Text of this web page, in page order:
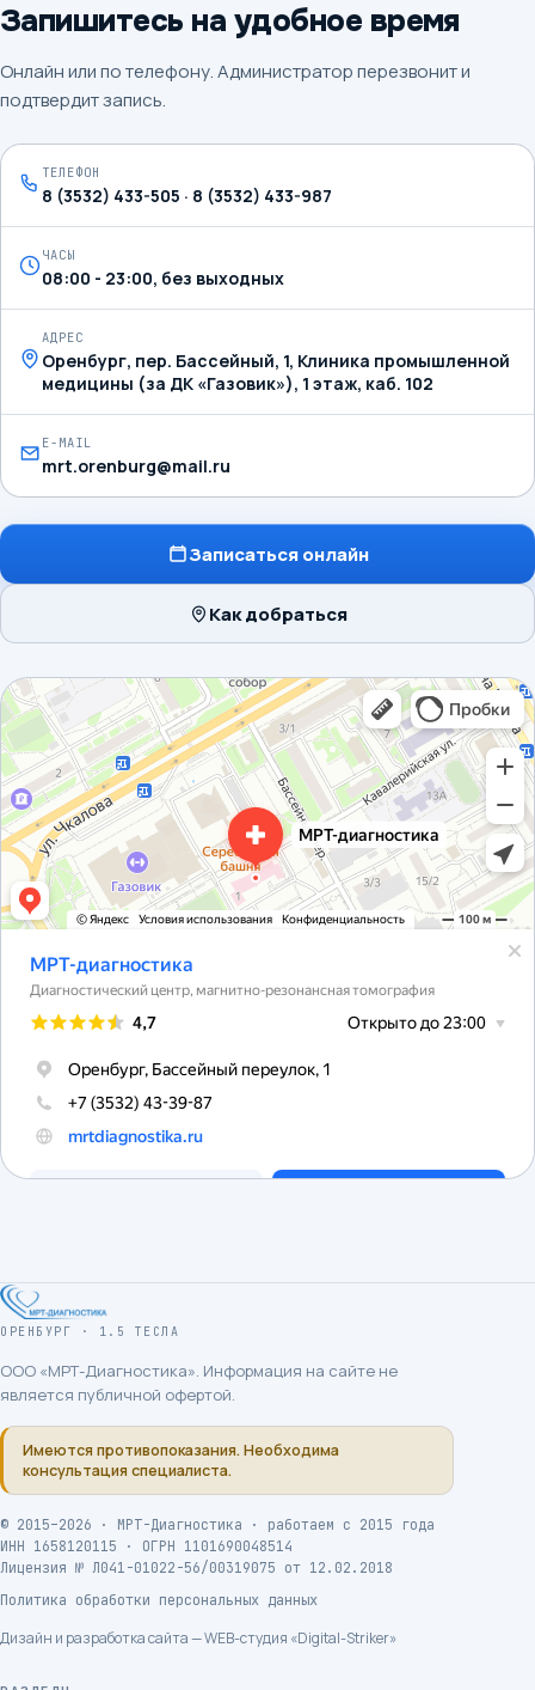
Запишитесь на удобное время
Онлайн или по телефону. Администратор перезвонит и
подтвердит запись.
ТЕЛЕФОН
8 (3532) 433-505 · 8 (3532) 433-987
ЧАСЫ
08:00 - 23:00, без выходных
АДРЕС
Оренбург, пер. Бассейный, 1, Клиника промышленной
медицины (за ДК «Газовик»), 1 этаж, каб. 102
E-MAIL
mrt.orenburg@mail.ru
Записаться онлайн
Как добраться
ОРЕНБУРГ · 1.5 ТЕСЛА
ООО «МРТ-Диагностика». Информация на сайте не
является публичной офертой.
Имеются противопоказания. Необходима
консультация специалиста.
© 2015–2026 · МРТ-Диагностика · работаем с 2015 года
ИНН 1658120115 · ОГРН 1101690048514
Лицензия № Л041-01022-56/00319075 от 12.02.2018
Политика обработки персональных данных
Дизайн и разработка сайта — WEB-студия «Digital-Striker»